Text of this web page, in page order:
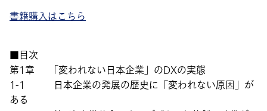
書籍購入はこちら
■目次
第1章 「変われない日本企業」のDXの実態
1-1 日本企業の発展の歴史に「変われない原因」が
ある